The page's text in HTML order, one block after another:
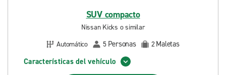
SUV compacto
Nissan Kicks o similar
Automático
5 Personas 2Maletas
Características del vehículo